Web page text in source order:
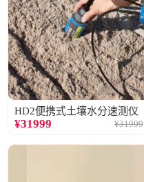
HD2便携式土壤水分速测仪
¥31999 ¥31999